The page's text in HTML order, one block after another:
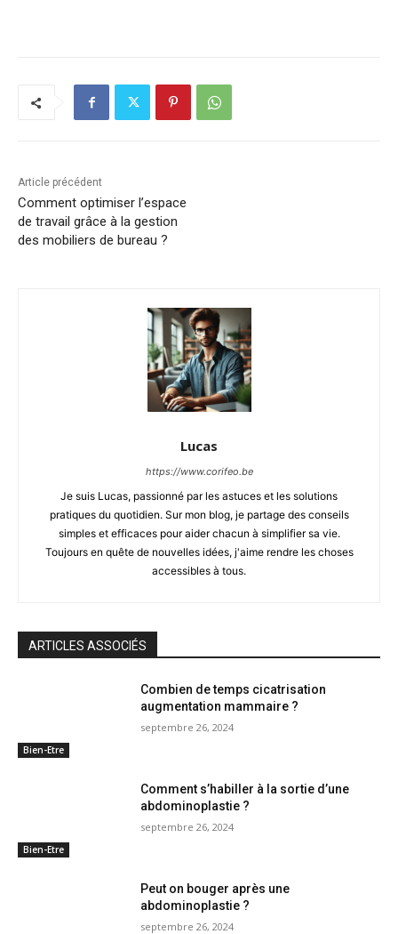
Article précédent
Comment optimiser l’espace
de travail grâce à la gestion
des mobiliers de bureau ?
Lucas
https://www.corifeo.be
Je suis Lucas, passionné par les astuces et les solutions
pratiques du quotidien. Sur mon blog, je partage des conseils
simples et efficaces pour aider chacun à simplifier sa vie.
Toujours en quête de nouvelles idées, j'aime rendre les choses
accessibles à tous.
ARTICLES ASSOCIÉS
Bien-Etre
Combien de temps cicatrisation
augmentation mammaire ?
septembre 26, 2024
Bien-Etre
Comment s’habiller à la sortie d’une
abdominoplastie ?
septembre 26, 2024
Peut on bouger après une
abdominoplastie ?
septembre 26, 2024